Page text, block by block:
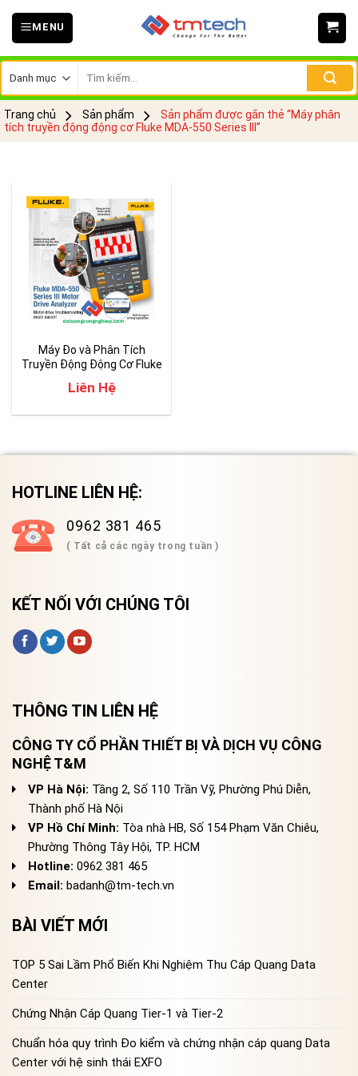
Skip
MENU
kiếm:
Trang chủ Sản phẩm
Sản phẩm được gắn thẻ “Máy phân
tích truyền động động cơ Fluke MDA-550 Series III”
Máy Đo và Phân Tích
Truyền Động Động Cơ Fluke
Liên Hệ
HOTLINE LIÊN HỆ:
0962 381 465
( Tất cả các ngày trong tuần )
KẾT NỐI VỚI CHÚNG TÔI
THÔNG TIN LIÊN HỆ
CÔNG TY CỔ PHẦN THIẾT BỊ VÀ DỊCH VỤ CÔNG
NGHỆ T&M
VP Hà Nội: Tầng 2, Số 110 Trần Vỹ, Phường Phú Diễn,
Thành phố Hà Nội
VP Hồ Chí Minh: Tòa nhà HB, Số 154 Phạm Văn Chiêu,
Phường Thông Tây Hội, TP. HCM
Hotline: 0962 381 465
Email: badanh@tm-tech.vn
BÀI VIẾT MỚI
TOP 5 Sai Lầm Phổ Biến Khi Nghiệm Thu Cáp Quang Data
Center
Chứng Nhận Cáp Quang Tier-1 và Tier-2
Chuẩn hóa quy trình Đo kiểm và chứng nhận cáp quang Data
Center với hệ sinh thái EXFO